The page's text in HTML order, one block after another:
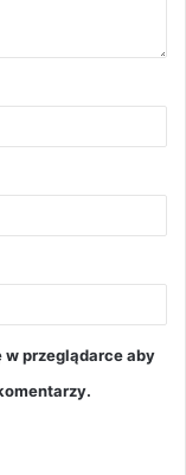
w przeglądarce aby